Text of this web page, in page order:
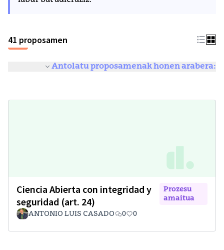
41 proposamen
Antolatu proposamenak honen arabera:
Ciencia Abierta con integridad y
seguridad (art. 24)
Prozesu
amaitua
ANTONIO LUIS CASADO 0 0